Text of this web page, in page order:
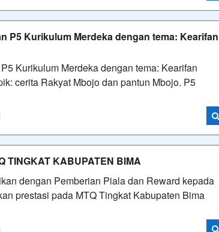
P5 Kurikulum Merdeka dengan tema: Kearifan
Kurikulum Merdeka dengan tema: Kearifan
cerita Rakyat Mbojo dan pantun Mbojo. P5
TINGKAT KABUPATEN BIMA
dengan Pemberian Piala dan Reward kepada
prestasi pada MTQ Tingkat Kabupaten Bima